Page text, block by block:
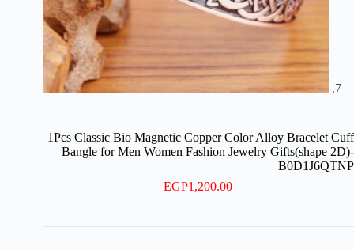
1Pcs Classic Bio Magnetic Copper Color Alloy Bracelet Cuff
Bangle for Men Women Fashion Jewelry Gifts(shape 2D)-
B0D1J6QTNP
EGP1,200.00